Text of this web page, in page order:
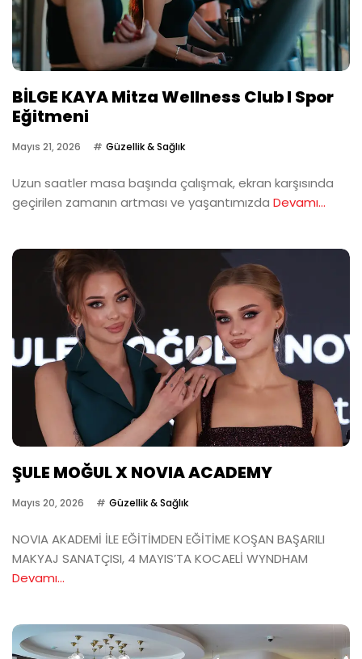
BİLGE KAYA Mitza Wellness Club I Spor
Eğitmeni
Mayıs 21, 2026 Güzellik & Sağlık
Uzun saatler masa başında çalışmak, ekran karşısında
geçirilen zamanın artması ve yaşantımızda Devamı...
ŞULE MOĞUL X NOVIA ACADEMY
Mayıs 20, 2026 Güzellik & Sağlık
NOVIA AKADEMİ İLE EĞİTİMDEN EĞİTİME KOŞAN BAŞARILI
MAKYAJ SANATÇISI, 4 MAYIS’TA KOCAELİ WYNDHAM
Devamı...